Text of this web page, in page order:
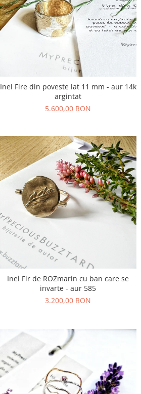
Inel Fire din poveste lat 11 mm - aur 14k
argintat
5.600,00 RON
Inel Fir de ROZmarin cu ban care se
invarte - aur 585
3.200,00 RON